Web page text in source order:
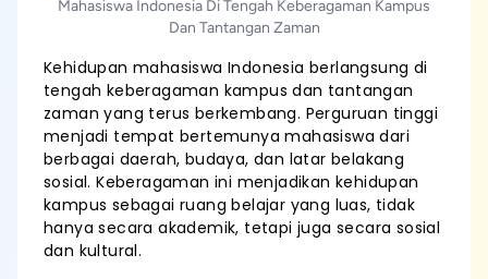
Mahasiswa Indonesia Di Tengah Keberagaman Kampus
Dan Tantangan Zaman
Kehidupan mahasiswa Indonesia berlangsung di
tengah keberagaman kampus dan tantangan
zaman yang terus berkembang. Perguruan tinggi
menjadi tempat bertemunya mahasiswa dari
berbagai daerah, budaya, dan latar belakang
sosial. Keberagaman ini menjadikan kehidupan
kampus sebagai ruang belajar yang luas, tidak
hanya secara akademik, tetapi juga secara sosial
dan kultural.